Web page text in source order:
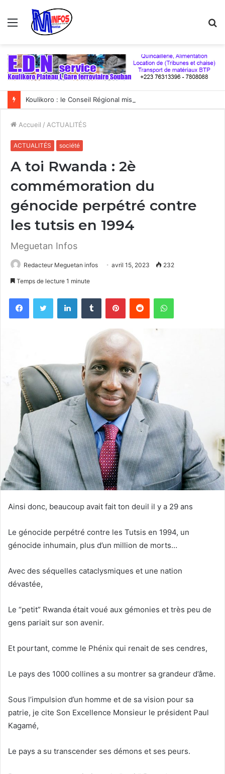
Menu
Accueil / ACTUALITÉS
ACTUALITÉS société
A toi Rwanda : 2è
commémoration du
génocide perpétré contre
les tutsis en 1994
Meguetan Infos
Redacteur Meguetan infos avril 15, 2023 232
Temps de lecture 1 minute
Ainsi donc, beaucoup avait fait ton deuil il y a 29 ans
Le génocide perpétré contre les Tutsis en 1994, un
génocide inhumain, plus d’un million de morts…
Avec des séquelles cataclysmiques et une nation
dévastée,
Le “petit” Rwanda était voué aux gémonies et très peu de
gens pariait sur son avenir.
Et pourtant, comme le Phénix qui renait de ses cendres,
Le pays des 1000 collines a su montrer sa grandeur d’âme.
Sous l’impulsion d’un homme et de sa vision pour sa
patrie, je cite Son Excellence Monsieur le président Paul
Kagamé,
Le pays a su transcender ses démons et ses peurs.